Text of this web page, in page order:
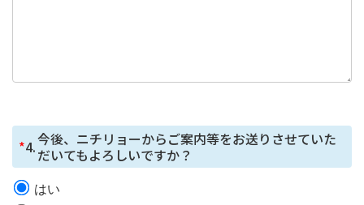
本フォームではCookie で個⼈情報を取得していません
*4.今後、ニチリョーからご案内等をお送りさせていた
だいてもよろしいですか？
はい